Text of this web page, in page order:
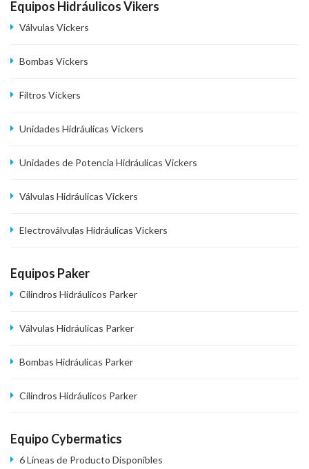
Equipos Hidráulicos Vikers
Válvulas Vickers
Bombas Vickers
Filtros Vickers
Unidades Hidráulicas Vickers
Unidades de Potencia Hidráulicas Vickers
Válvulas Hidráulicas Vickers
Electroválvulas Hidráulicas Vickers
Equipos Paker
Cilindros Hidráulicos Parker
Válvulas Hidráulicas Parker
Bombas Hidráulicas Parker
Cilindros Hidráulicos Parker
Equipo Cybermatics
6 Líneas de Producto Disponibles